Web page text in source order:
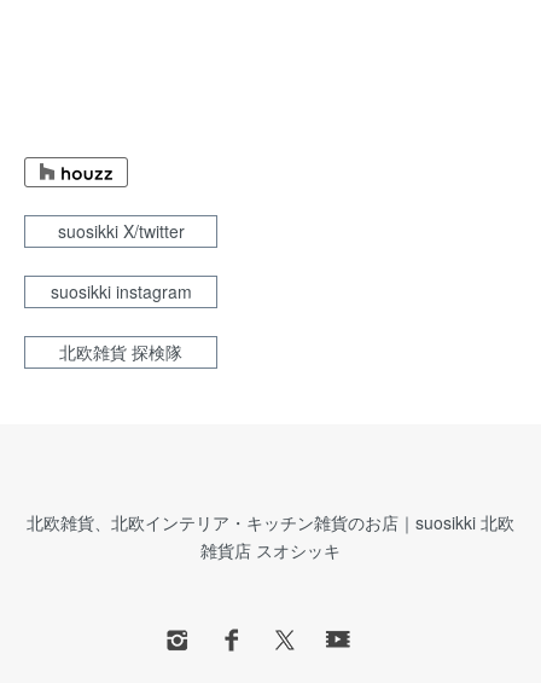
suosikki X/twitter
suosikki instagram
北欧雑貨 探検隊
北欧雑貨、北欧インテリア・キッチン雑貨のお店｜suosikki 北欧
雑貨店 スオシッキ